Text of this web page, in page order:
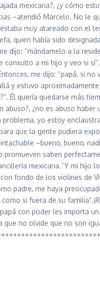
mexicana?, ¿y cómo
–atendió Marcelo. No le
muy atareado con el
quien había sido
dijo: “mándamelo a la
a mi hijo y veo si
me dijo: “papá, si no
y estuvo
Él quería quedarse más
¿no es abuso
yo estoy
que la gente pudiera
–bueno, bueno,
saben
mexicana.“Y mi hijo
fondo de los violines de
padre, me haya
si fuera de su
con poder les importa
no olvide que no son